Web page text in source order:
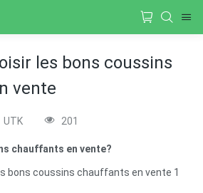
les bons coussins
vente
UTK 201
chauffants en vente?